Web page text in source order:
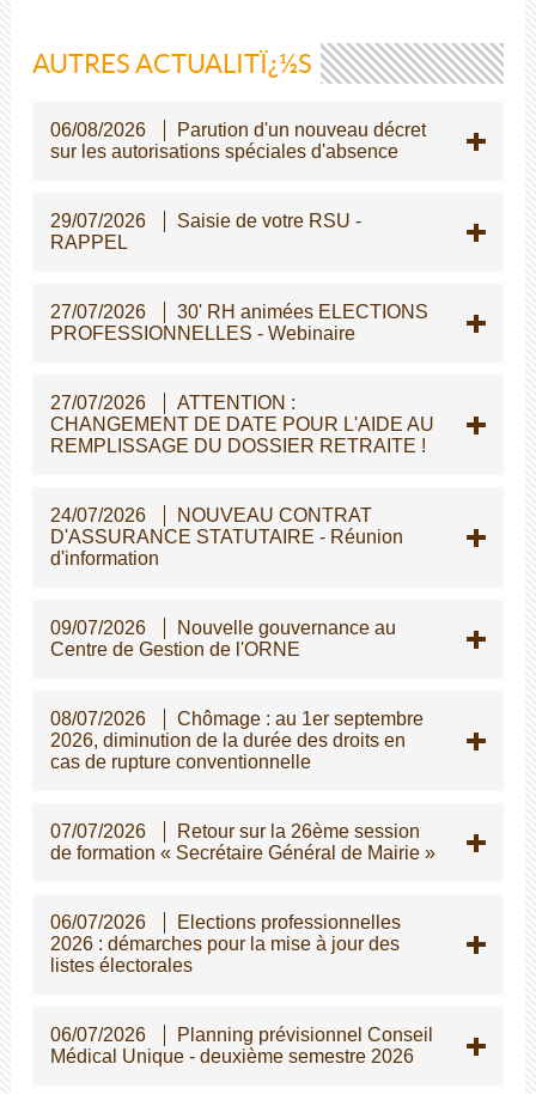
AUTRES ACTUALITÏ¿½S
06/08/2026
Parution d'un nouveau décret
sur les autorisations spéciales d'absence
29/07/2026
Saisie de votre RSU -
RAPPEL
27/07/2026
30' RH animées ELECTIONS
PROFESSIONNELLES - Webinaire
27/07/2026
ATTENTION :
CHANGEMENT DE DATE POUR L'AIDE AU
REMPLISSAGE DU DOSSIER RETRAITE !
24/07/2026
NOUVEAU CONTRAT
D'ASSURANCE STATUTAIRE - Réunion
d'information
09/07/2026
Nouvelle gouvernance au
Centre de Gestion de l'ORNE
08/07/2026
Chômage : au 1er septembre
2026, diminution de la durée des droits en
cas de rupture conventionnelle
07/07/2026
Retour sur la 26ème session
de formation « Secrétaire Général de Mairie »
06/07/2026
Elections professionnelles
2026 : démarches pour la mise à jour des
listes électorales
06/07/2026
Planning prévisionnel Conseil
Médical Unique - deuxième semestre 2026